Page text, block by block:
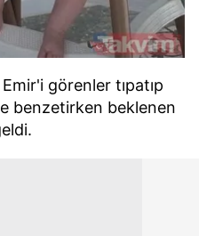
görenler tıpatıp
benzetirken beklenen